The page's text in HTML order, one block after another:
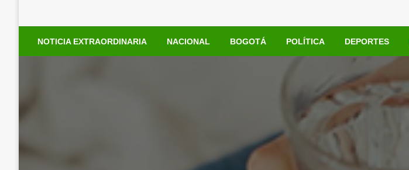
NOTICIA EXTRAORDINARIA NACIONAL BOGOTÁ POLÍTICA DEPORTES